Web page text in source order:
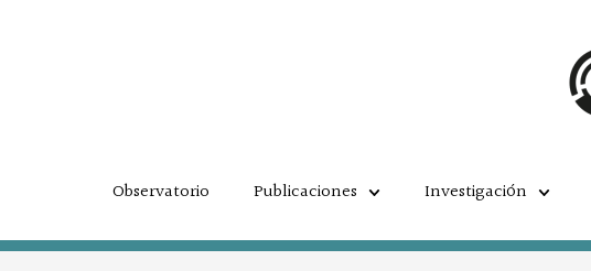
Observatorio Publicaciones Investigación